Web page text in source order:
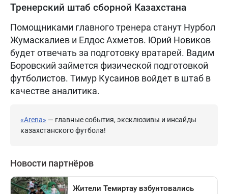
Тренерский штаб сборной Казахстана
Помощниками главного тренера станут Нурбол
Жумаскалиев и Елдос Ахметов. Юрий Новиков
будет отвечать за подготовку вратарей. Вадим
Боровский займется физической подготовкой
футболистов. Тимур Кусаинов войдет в штаб в
качестве аналитика.
«Arena» — главные события, эксклюзивы и инсайды
казахстанского футбола!